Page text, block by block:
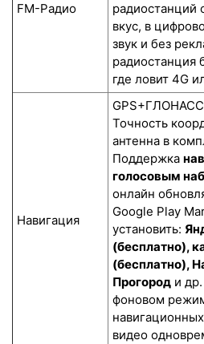
FM-Радио
радиостанций
вкус, в
звук и без
радиостанция
где ловит 4G
Навигация
Точность
антенна в
Поддержка
голосовым
онлайн
Google Play
установить:
(бесплатно),
(бесплатно),
Прогород и
фоновом
видео